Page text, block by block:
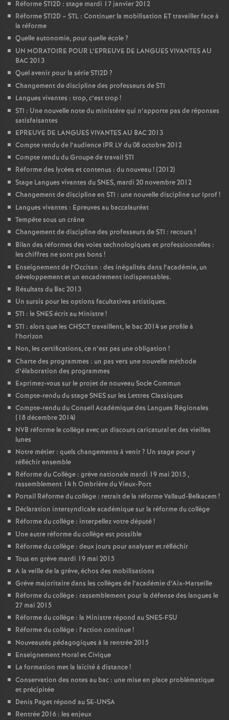
Réforme STI2D : stage mardi 17 janvier 2012
Réforme STI2D – STL : Continuer la mobilisation ET travailler face à
la réforme
Quelle autonomie, pour quelle école?
UN MORATOIRE POUR L’EPREUVE DE LANGUES VIVANTES AU
BAC 2013
Quel avenir pour la série STI2D ?
Changement de discipline des professeurs de STI
Langues vivantes : trop, c’est trop!
STI : Une nouvelle note du ministére qui n’apporte pas de réponses
satisfaisantes
EPREUVE DE LANGUES VIVANTES AU BAC 2013
Compte rendu de l’audience IPR LV du 08 octobre 2012
Compte rendu du Groupe de travail STI
Réforme des lycées et contenus : du nouveau! (2012)
Stage Langues vivantes du SNES, mardi 20 novembre 2012
Changement de discipline en STI : une nouvelle discipline sur Iprof!
Langues vivantes : Epreuves au baccalauréat
Tempête sous un crâne
Changement de discipline des professeurs de STI : recours !
Bilan des réformes des voies technologiques et professionnelles :
les chiffres ne sont pas bons !
Enseignement de l’Occitan : des inégalités dans l’académie, un
développement et un encadrement indispensables.
Résultats du Bac 2013
Un sursis pour les options facultatives artistiques.
STI : le SNES écrit au Ministre!
STI : alors que les CHSCT travaillent, le bac 2014 se profile à
l’horizon
Non, les certifications, ce n’est pas une obligation !
Charte des programmes : un pas vers une nouvelle méthode
d’élaboration des programmes
Exprimez-vous sur le projet de nouveau Socle Commun
Compte-rendu du stage SNES sur les Lettres Classiques
Compte-rendu du Conseil Académique des Langues Régionales
(18 décembre 2014)
NVB réforme le collège avec un discours caricatural et des vieilles
lunes
Notre métier : quels changements à venir? Un stage pour y
réfléchir ensemble
Réforme du Collège : grève nationale mardi 19 mai 2015 ,
rassemblement 14 h Ombrière du Vieux-Port
Portail Réforme du collège : retrait de la réforme Vallaud-Belkacem !
Déclaration intersyndicale académique sur la réforme du collège
Réforme du collège : interpellez votre député!
Une autre réforme du collège est possible
Réforme du collège : deux jours pour analyser et réfléchir
Tous en grève mardi 19 mai 2015
A la veille de la grève, échos des mobilisations
Grève majoritaire dans les collèges de l’académie d’Aix-Marseille
Réforme du collège : rassemblement pour la défense des langues le
27 mai 2015
Réforme du collège : la Ministre répond au SNES-FSU
Réforme du collège : l’action continue!
Nouveautés pédagogiques à la rentrée 2015
Enseignement Moral et Civique
La formation met la laïcité à distance!
Conservation des notes au bac : une mise en place problématique
et précipitée
Denis Paget répond au SE-UNSA
Rentrée 2016 : les enjeux